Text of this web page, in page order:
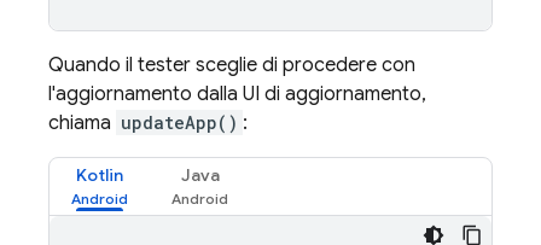
Quando il tester sceglie di procedere con
l'aggiornamento dalla UI di aggiornamento,
chiama updateApp() :
Kotlin Java